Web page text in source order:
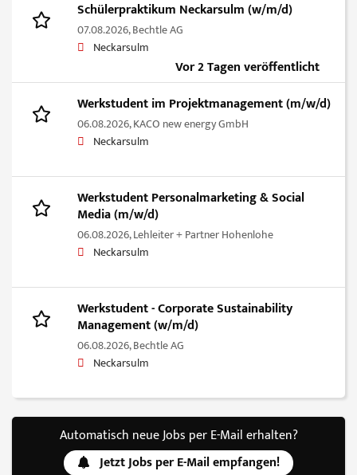
Schülerpraktikum Neckarsulm (w/m/d)
07.08.2026,Bechtle AG
Neckarsulm
Vor 2 Tagen veröffentlicht
Werkstudent im Projektmanagement (m/w/d)
06.08.2026,KACO new energy GmbH
Neckarsulm
Werkstudent Personalmarketing & Social
Media (m/w/d)
06.08.2026,Lehleiter + Partner Hohenlohe
Neckarsulm
Werkstudent - Corporate Sustainability
Management (w/m/d)
06.08.2026,Bechtle AG
Neckarsulm
Automatisch neue Jobs per E-Mail erhalten?
Jetzt Jobs per E-Mail empfangen!